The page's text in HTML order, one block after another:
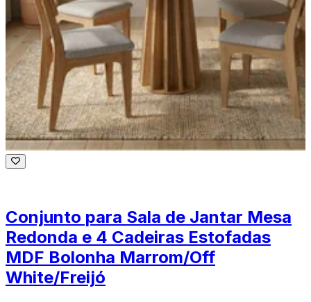
Conjunto para Sala de Jantar Mesa
Redonda e 4 Cadeiras Estofadas
MDF Bolonha Marrom/Off
White/Freijó